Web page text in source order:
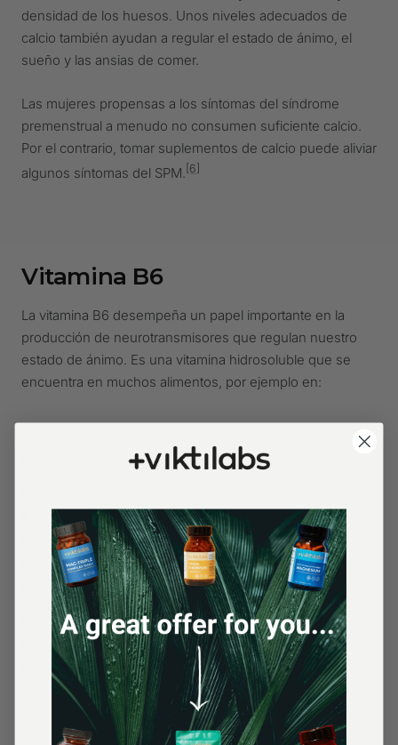
densidad de los huesos. Unos niveles adecuados de
calcio también ayudan a regular el estado de ánimo, el
sueño y las ansias de comer.
Las mujeres propensas a los síntomas del síndrome
premenstrual a menudo no consumen suficiente calcio.
Por el contrario, tomar suplementos de calcio puede aliviar
algunos síntomas del SPM. [6]
Vitamina B6
La vitamina B6 desempeña un papel importante en la
producción de neurotransmisores que regulan nuestro
estado de ánimo. Es una vitamina hidrosoluble que se
encuentra en muchos alimentos, por ejemplo en:
Atún
Huevos
Zanahorias
Ternera
Espinacas
Plátanos
Aguacate